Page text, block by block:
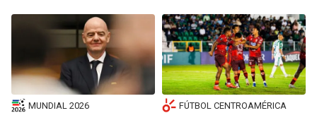
MUNDIAL 2026 FÚTBOL CENTROAMÉRICA